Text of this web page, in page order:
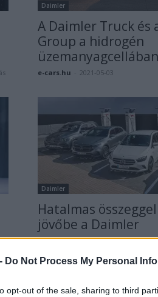
Do Not Process My Personal
opt-out of the sale, sharing to third
Daimler
A Daimler Truck és
Group a hidrogén
e-cars.hu 2021-05-03
Daimler
Hatalmas
jövőbe a Daimler
Hartyanszky Istvan - 2020-12-07